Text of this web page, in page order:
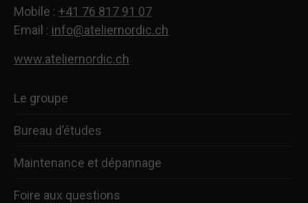
fenêtrefenêtrefenêtrefenêtrefenêtre
Mobile : +41 76 817 91 07
Email : info@ateliernordic.ch
www.ateliernordic.ch
Le groupe
Bureau d’études
Maintenance et dépannage
Foire aux questions